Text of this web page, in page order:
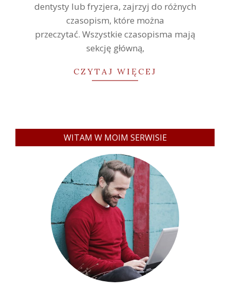
dentysty lub fryzjera, zajrzyj do różnych
czasopism, które można
przeczytać. Wszystkie czasopisma mają
sekcję główną,
CZYTAJ WIĘCEJ
WITAM W MOIM SERWISIE